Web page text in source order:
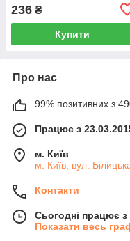
236 ₴
Купити
Про нас
99% позитивних з
Працює з
м. Київ
м. Київ, вул.
Контакти
Сьогодні працює
Показати весь